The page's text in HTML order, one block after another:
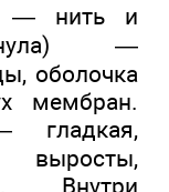
— нить и
—
оболочка
мембран.
гладкая,
выросты,
Внутри